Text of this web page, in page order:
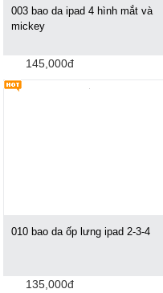
003 bao da ipad 4 hình mắt và
mickey
145,000đ
010 bao da ốp lưng ipad 2-3-4
135,000đ